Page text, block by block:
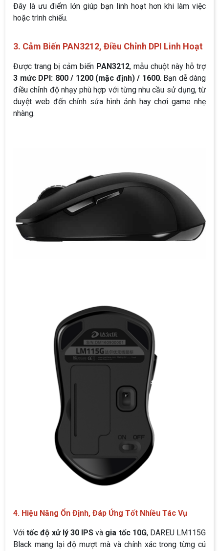
Đây là ưu điểm lớn giúp bạn linh hoạt hơn khi làm việc
hoặc trình chiếu.
3. Cảm Biến PAN3212, Điều Chỉnh DPI Linh Hoạt
Được trang bị cảm biến PAN3212, mẫu chuột này hỗ trợ
3 mức DPI: 800 / 1200 (mặc định) / 1600. Bạn dễ dàng
điều chỉnh độ nhạy phù hợp với từng nhu cầu sử dụng, từ
duyệt web đến chỉnh sửa hình ảnh hay chơi game nhẹ
nhàng.
4. Hiệu Năng Ổn Định, Đáp Ứng Tốt Nhiều Tác Vụ
Vớitốc độ xử lý 30 IPS và gia tốc 10G, DAREU LM115G
Black mang lại độ mượt mà và chính xác trong từng cú